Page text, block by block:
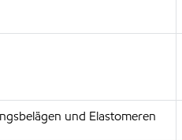
und Elastomeren